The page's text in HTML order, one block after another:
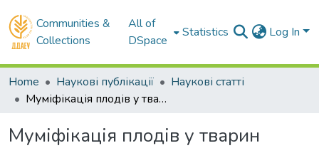
Communities &
Collections
All of
DSpace
Statistics Log In
Home Наукові публікації
Наукові статті
Муміфікація плодів у тварин
Муміфікація плодів у тварин